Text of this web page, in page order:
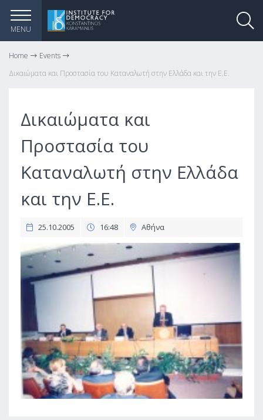
MENU
Home
Events
Δικαιώματα και Προστασία του Καταναλωτή στην Ελλάδα και την Ε.Ε.
Δικαιώματα και
Προστασία του
Καταναλωτή στην Ελλάδα
και την Ε.Ε.
25.10.2005 16:48 Αθήνα